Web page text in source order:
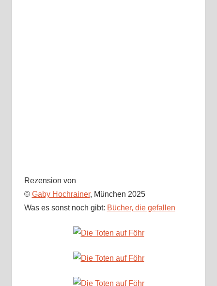
Rezension von
© Gaby Hochrainer, München 2025
Was es sonst noch gibt: Bücher, die gefallen